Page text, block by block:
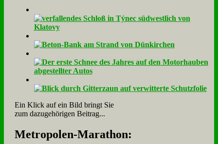
Ein Klick auf ein Bild bringt Sie
zum dazugehörigen Beitrag...
Me­tro­po­len-Ma­ra­thon: